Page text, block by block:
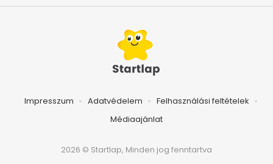
Impresszum Adatvédelem
Felhasználási feltételek
Médiaajánlat
2026 © Startlap, Minden jog fenntartva